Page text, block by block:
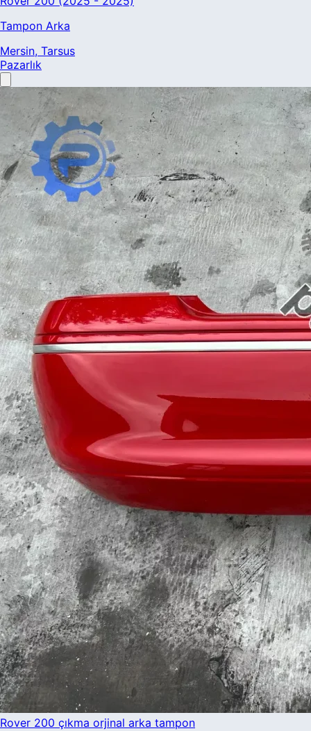
Tampon Arka
Mersin, Tarsus
Pazarlık
Rover 200 çıkma orjinal arka tampon